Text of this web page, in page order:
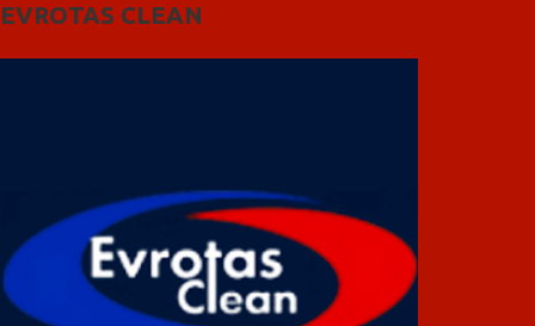
EVROTAS CLEAN